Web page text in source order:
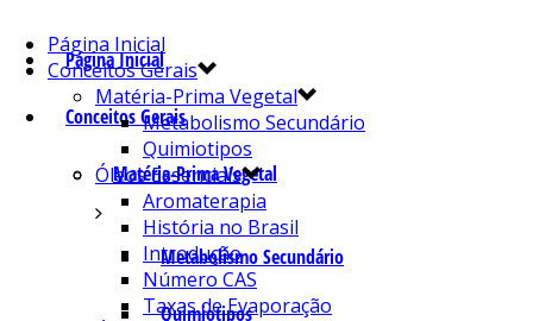
Página Inicial
Conceitos Gerais
Matéria-Prima Vegetal
Metabolismo Secundário
Quimiotipos
Página Inicial
Conceitos Gerais
Matéria-Prima Vegetal
Metabolismo Secundário
Quimiotipos
Óleos Essenciais
Aromaterapia
História no Brasil
Introdução
Número CAS
Taxas de Evaporação